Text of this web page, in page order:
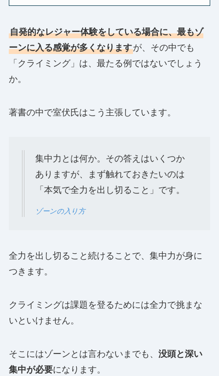
自発的なレジャー体験をしている場合に、最もゾ
ーンに入る感覚が多くなりますが、その中でも
「クライミング」は、最たる例ではないでしょう
か。
著書の中で室伏氏はこう主張しています。
集中力とは何か。その答えはいくつか
ありますが、まず触れておきたいのは
「本気で全力を出し切ること」です。
ゾーンの入り方
全力を出し切ること続けることで、集中力が身に
つきます。
クライミングは課題を登るためには全力で挑まな
いといけません。
そこにはゾーンとは言わないまでも、 没頭と深い
集中が必要になります。